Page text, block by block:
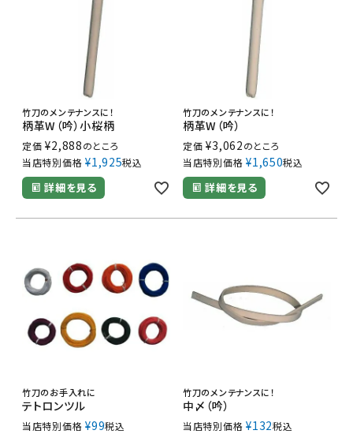
竹刀のメンテナンスに！
柄革W（吟）小桜柄
定価 ¥2,888のところ
当店特別価格 ¥1,925税込
詳細を見る
竹刀のメンテナンスに！
柄革W（吟）
定価 ¥3,062のところ
当店特別価格 ¥1,650税込
詳細を見る
竹刀のお手入れに
テトロンツル
当店特別価格 ¥99税込
竹刀のメンテナンスに！
中〆（吟）
当店特別価格 ¥132税込